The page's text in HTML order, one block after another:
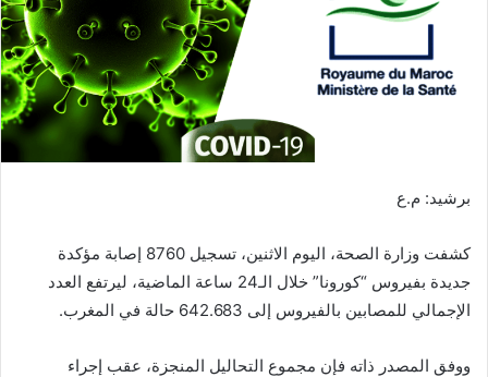
ي
ا
برشيد: م.ع
كشفت وزارة الصحة، اليوم الاثنين، تسجيل 8760 إصابة مؤكدة
جديدة بفيروس “كورونا” خلال الـ24 ساعة الماضية، ليرتفع العدد
الإجمالي للمصابين بالفيروس إلى 642.683 حالة في المغرب.
ووفق المصدر ذاته فإن مجموع التحاليل المنجزة، عقب إجراء